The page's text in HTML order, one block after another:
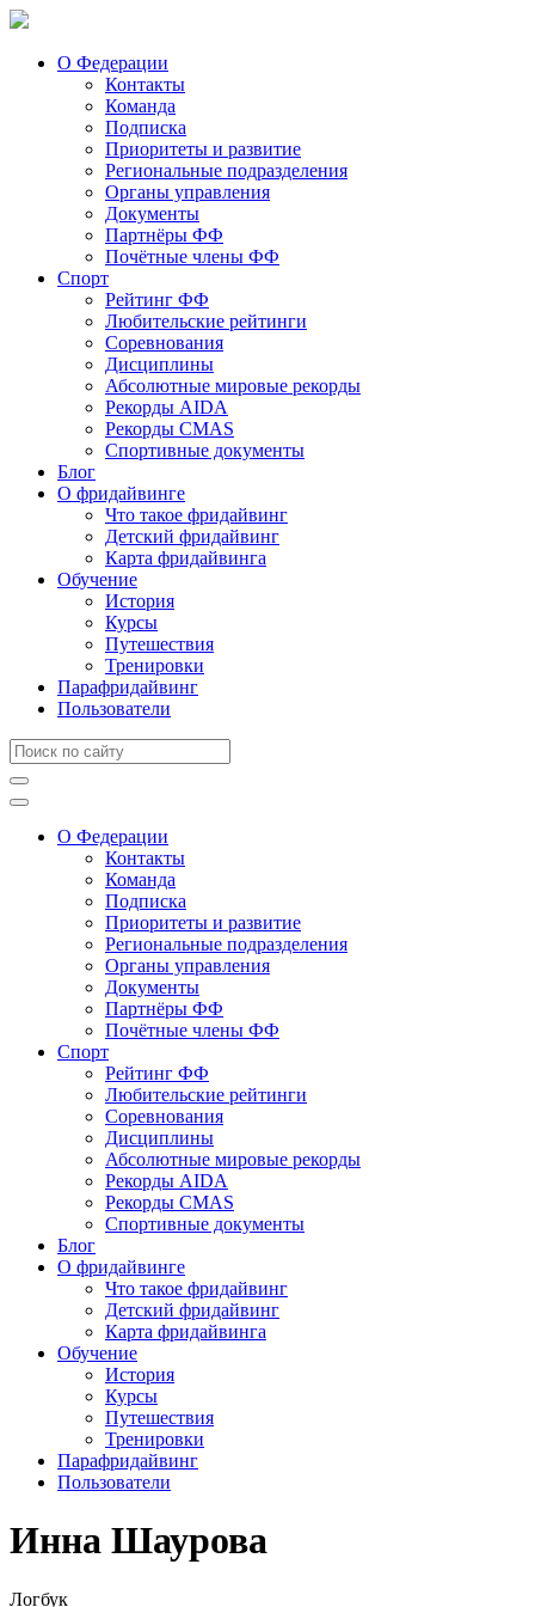
О Федерации
Контакты
Команда
Подписка
Приоритеты и развитие
Региональные подразделения
Органы управления
Документы
Партнёры ФФ
Почётные члены ФФ
Спорт
Рейтинг ФФ
Любительские рейтинги
Соревнования
Дисциплины
Абсолютные мировые рекорды
Рекорды AIDA
Рекорды CMAS
Спортивные документы
Блог
О фридайвинге
Что такое фридайвинг
Детский фридайвинг
Карта фридайвинга
Обучение
История
Курсы
Путешествия
Тренировки
Парафридайвинг
Пользователи
О Федерации
Контакты
Команда
Подписка
Приоритеты и развитие
Региональные подразделения
Органы управления
Документы
Партнёры ФФ
Почётные члены ФФ
Спорт
Рейтинг ФФ
Любительские рейтинги
Соревнования
Дисциплины
Абсолютные мировые рекорды
Рекорды AIDA
Рекорды CMAS
Спортивные документы
Блог
О фридайвинге
Что такое фридайвинг
Детский фридайвинг
Карта фридайвинга
Обучение
История
Курсы
Путешествия
Тренировки
Парафридайвинг
Пользователи
Инна Шаурова
Логбук